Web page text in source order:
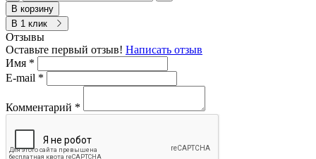
В корзину
В 1 клик
Отзывы
Оставьте первый отзыв! Написать отзыв
Имя *
E-mail *
Комментарий *